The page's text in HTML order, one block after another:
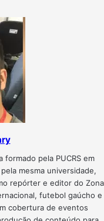
pela PUCRS em
mesma universidade,
repórter e editor do Zona
futebol gaúcho e
cobertura de eventos